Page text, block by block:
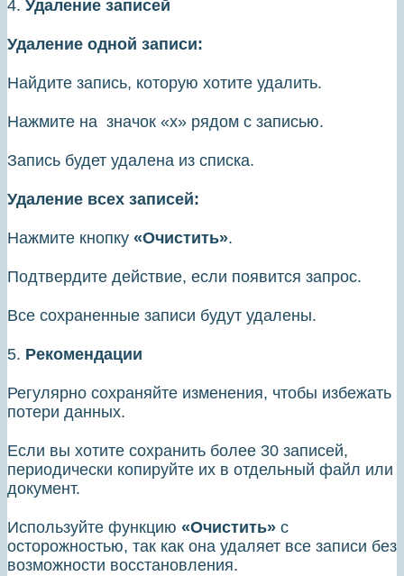
4. Удаление записей
Удаление одной записи:
Найдите запись, которую хотите удалить.
Нажмите на значок «х» рядом с записью.
Запись будет удалена из списка.
Удаление всех записей:
Нажмите кнопку «Очистить».
Подтвердите действие, если появится запрос.
Все сохраненные записи будут удалены.
5. Рекомендации
Регулярно сохраняйте изменения, чтобы избежать
потери данных.
Если вы хотите сохранить более 30 записей,
периодически копируйте их в отдельный файл или
документ.
Используйте функцию «Очистить» с
осторожностью, так как она удаляет все записи без
возможности восстановления.